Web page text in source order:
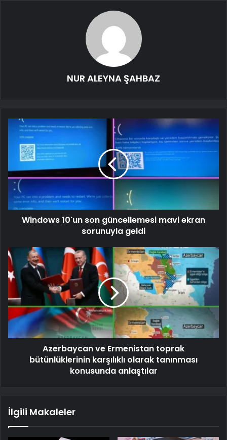
NUR ALEYNA ŞAHBAZ
Windows 10'un son güncellemesi mavi ekran
sorunuyla geldi
Azerbaycan ve Ermenistan toprak
bütünlüklerinin karşılıklı olarak tanınması
konusunda anlaştılar
İlgili Makaleler